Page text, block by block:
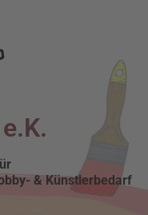
& Künstlerbedarf